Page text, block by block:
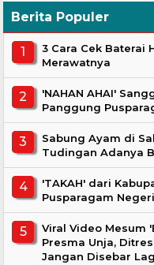
Berita Populer
3 Cara Cek Baterai
Merawatnya
'NAHAN AHAI'
Panggung
Sabung Ayam di
Tudingan Adanya
'TAKAH' dari
Pusparagam
Viral Video Mesum
Presma Unja,
Jangan Disebar